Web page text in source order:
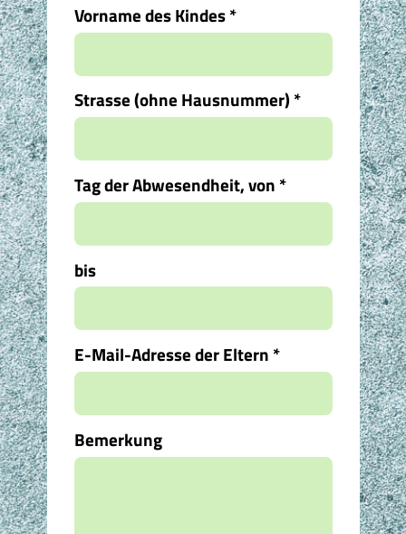
Vorname des Kindes*
Strasse (ohne Hausnummer)*
Tag der Abwesendheit, von *
bis
E-Mail-Adresse der Eltern *
Bemerkung